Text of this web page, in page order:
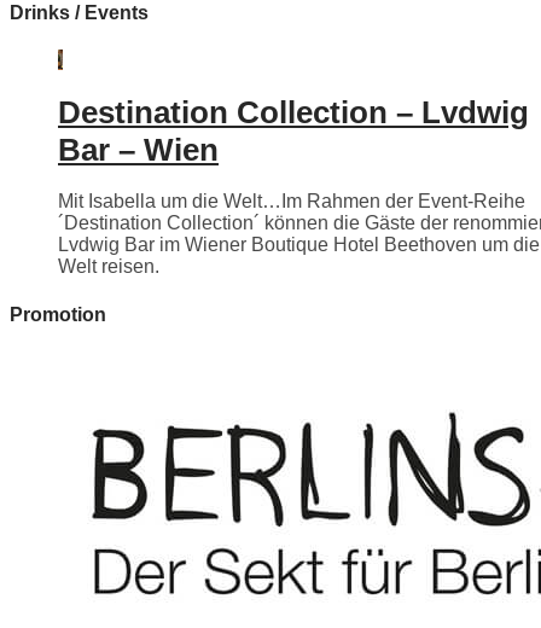
Drinks / Events
Destination Collection – Lvdwig
Bar – Wien
Mit Isabella um die Welt…Im Rahmen der Event-Reihe
´Destination Collection´ können die Gäste der
Lvdwig Bar im Wiener Boutique Hotel Beethoven um die
Welt reisen.
Promotion